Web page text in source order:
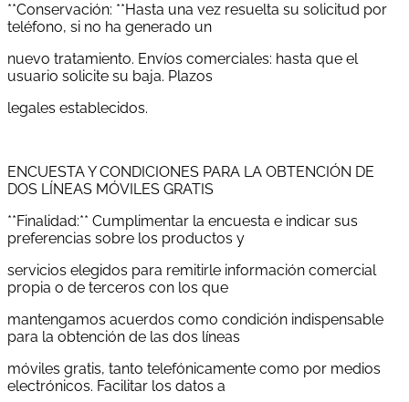
**Conservación: **Hasta una vez resuelta su solicitud por
teléfono, si no ha generado un
nuevo tratamiento. Envíos comerciales: hasta que el
usuario solicite su baja. Plazos
legales establecidos.
ENCUESTA Y CONDICIONES PARA LA OBTENCIÓN DE
DOS LÍNEAS MÓVILES GRATIS
**Finalidad:** Cumplimentar la encuesta e indicar sus
preferencias sobre los productos y
servicios elegidos para remitirle información comercial
propia o de terceros con los que
mantengamos acuerdos como condición indispensable
para la obtención de las dos líneas
móviles gratis, tanto telefónicamente como por medios
electrónicos. Facilitar los datos a